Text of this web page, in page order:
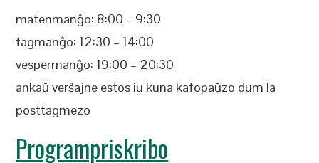
matenmanĝo: 8:00 – 9:30
tagmanĝo: 12:30 – 14:00
vespermanĝo: 19:00 – 20:30
ankaŭ verŝajne estos iu kuna kafopaŭzo dum la
posttagmezo
Programpriskribo